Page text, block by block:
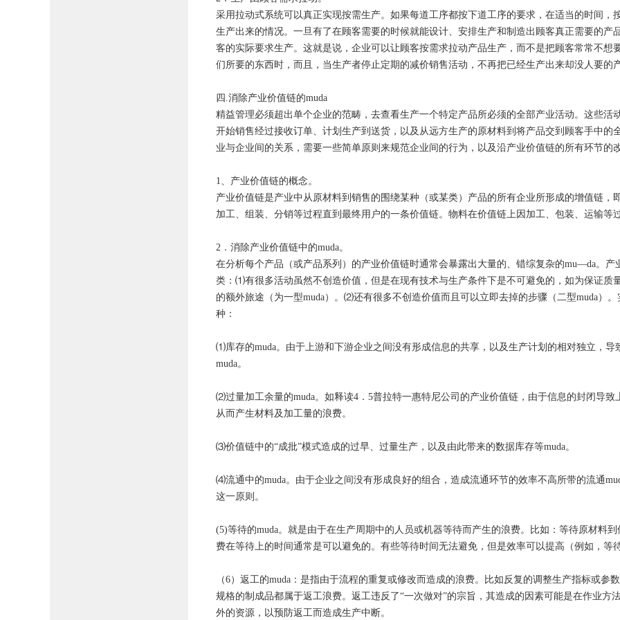
采用拉动式系统可以真正实现按需生产。如果每道工序都按下道工序的要求，在适当的时间
生产出来的情况。一旦有了在顾客需要的时候就能设计、安排生产和制造出顾客真正需要的
客的实际要求生产。这就是说，企业可以让顾客按需求拉动产品生产，而不是把顾客常常不
们所要的东西时，而且，当生产者停止定期的减价销售活动，不再把已经生产出来却没人要的
四.消除产业价值链的muda
精益管理必须超出单个企业的范畴，去查看生产一个特定产品所必须的全部产业活动。这些
开始销售经过接收订单、计划生产到送货，以及从远方生产的原材料到将产品交到顾客手中
业与企业间的关系，需要一些简单原则来规范企业间的行为，以及沿产业价值链的所有环节的
1、 产业价值链的概念。
产业价值链是产业中从原材料到销售的围绕某种（或某类）产品的所有企业所形成的增值链
加工、组装、分销等过程直到最终用户的一条价值链。物料在价值链上因加工、包装、运输等
2．消除产业价值链中的muda。
在分析每个产品（或产品系列）的产业价值链时通常会暴露出大量的、错综复杂的mu—da。产
类：⑴有很多活动虽然不创造价值，但是在现有技术与生产条件下是不可避免的，如为保证质
的额外旅途（为一型muda）。⑵还有很多不创造价值而且可以立即去掉的步骤（二型muda）
种：
⑴库存的muda。由于上游和下游企业之间没有形成信息的共享，以及生产计划的相对独立，
muda。
⑵过量加工余量的muda。如释读4．5普拉特一惠特尼公司的产业价值链，由于信息的封闭导
从而产生材料及加工量的浪费。
⑶价值链中的“成批”模式造成的过早、过量生产，以及由此带来的数据库存等muda。
⑷流通中的muda。由于企业之间没有形成良好的组合，造成流通环节的效率不高所带的流通
这一原则。
(5)等待的muda。就是由于在生产周期中的人员或机器等待而产生的浪费。比如：等待原材料
费在等待上的时间通常是可以避免的。有些等待时间无法避免，但是效率可以提高（例如，等
（6）返工的muda：是指由于流程的重复或修改而造成的浪费。比如反复的调整生产指标或
规格的制成品都属于返工浪费。返工违反了“一次做对”的宗旨，其造成的因素可能是在作业方
外的资源，以预防返工而造成生产中断。